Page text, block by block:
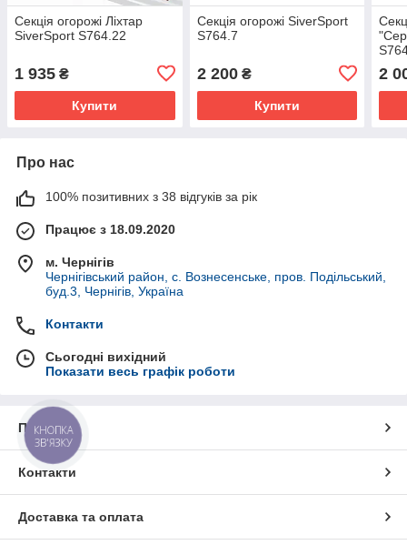
Секція огорожі Ліхтар
SiverSport S764.22
1 935 ₴
Купити
Секція огорожі SiverSport
S764.7
2 200₴
Купити
2
Про нас
100% позитивних з 38 відгуків за рік
Працює з 18.09.2020
м. Чернігів
Чернігівський район, с. Вознесенське, пров. Подільський,
буд.3, Чернігів, Україна
Контакти
Сьогодні вихідний
Показати весь графік роботи
Про нас
Контакти
Доставка та оплата
КНОПКА
ЗВ'ЯЗКУ